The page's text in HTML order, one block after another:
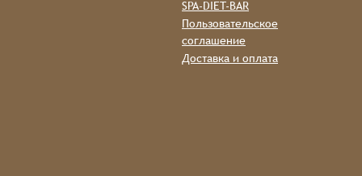
SPA-DIET-BAR
Пользовательское
соглашение
Доставка и оплата